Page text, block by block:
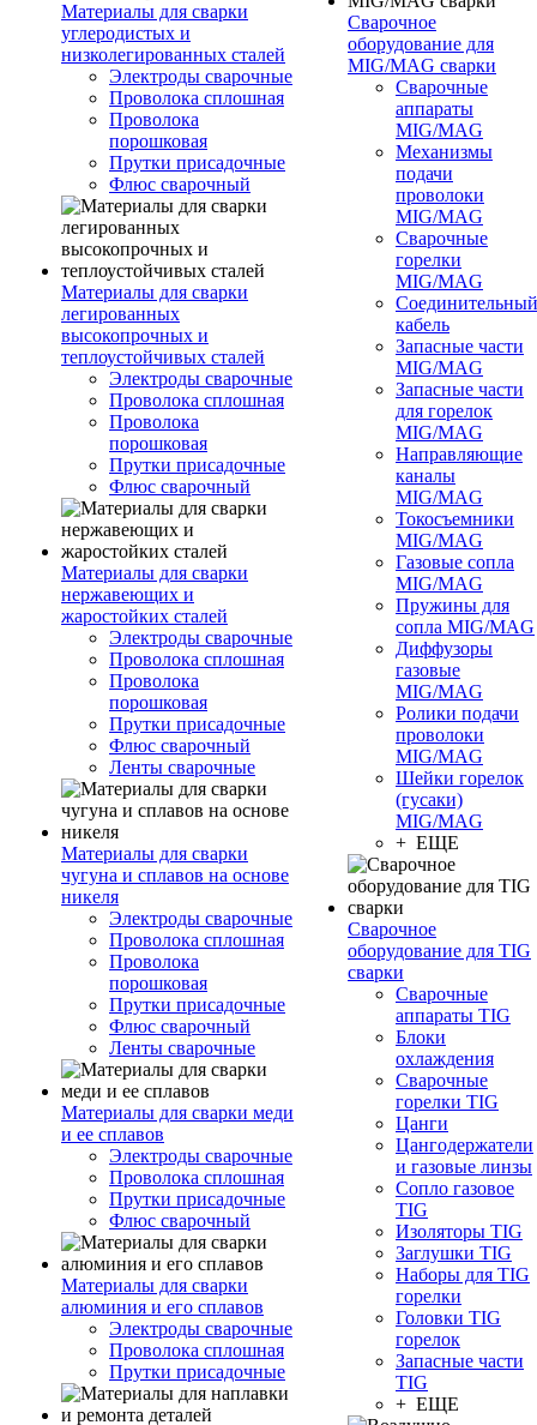
Материалы для сварки
углеродистых и
низколегированных сталей
Электроды сварочные
Проволока сплошная
Проволока
порошковая
Прутки присадочные
Флюс сварочный
Материалы для сварки
легированных
высокопрочных и
теплоустойчивых сталей
Электроды сварочные
Проволока сплошная
Проволока
порошковая
Прутки присадочные
Флюс сварочный
Материалы для сварки
нержавеющих и
жаростойких сталей
Электроды сварочные
Проволока сплошная
Проволока
порошковая
Прутки присадочные
Флюс сварочный
Ленты сварочные
Материалы для сварки
чугуна и сплавов на основе
никеля
Электроды сварочные
Проволока сплошная
Проволока
порошковая
Прутки присадочные
Флюс сварочный
Ленты сварочные
Материалы для сварки меди
и ее сплавов
Электроды сварочные
Проволока сплошная
Прутки присадочные
Флюс сварочный
Материалы для сварки
алюминия и его сплавов
Электроды сварочные
Проволока сплошная
Прутки присадочные
Сварочное
оборудование для
MIG/MAG сварки
Сварочные
аппараты
MIG/MAG
Механизмы
подачи
проволоки
MIG/MAG
Сварочные
горелки
MIG/MAG
Соединительный
кабель
Запасные части
MIG/MAG
Запасные части
для горелок
MIG/MAG
Направляющие
каналы
MIG/MAG
Токосъемники
MIG/MAG
Газовые сопла
MIG/MAG
Пружины для
сопла MIG/MAG
Диффузоры
газовые
MIG/MAG
Ролики подачи
проволоки
MIG/MAG
Шейки горелок
(гусаки)
MIG/MAG
+ ЕЩЕ
Сварочное
оборудование для TIG
сварки
Сварочные
аппараты TIG
Блоки
охлаждения
Сварочные
горелки TIG
Цанги
Цангодержатели
и газовые линзы
Сопло газовое
TIG
Изоляторы TIG
Заглушки TIG
Наборы для TIG
горелки
Головки TIG
горелок
Запасные части
TIG
+ ЕЩЕ